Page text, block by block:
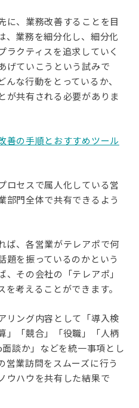
に、業務改善することを目
、業務を細分化し、細分化
ラクティスを追求していく
げていこうという試みで
な行動をとっているか、
が共有される必要がありま
善の手順とおすすめツール
ロセスで属人化している営
部門全体で共有できるよう
ば、各営業がテレアポで何
題を振っているのかという
その会社の「テレアポ」
考えることができます。
リング内容として「導入検
」「競合」「役職」「人柄
談か」などを統一事項とし
営業訪問をスムーズに行う
ウハウを共有した結果で